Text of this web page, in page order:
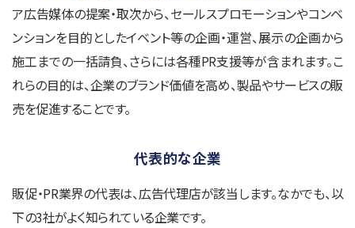
ア広告媒体の提案・取次から、セールスプロモーションやコンベ
ンションを目的としたイベント等の企画・運営、展示の企画から
施工までの一括請負、さらには各種PR支援等が含まれます。こ
れらの目的は、企業のブランド価値を高め、製品やサービスの販
売を促進することです。
代表的な企業
販促・PR業界の代表は、広告代理店が該当します。なかでも、以
下の3社がよく知られている企業です。